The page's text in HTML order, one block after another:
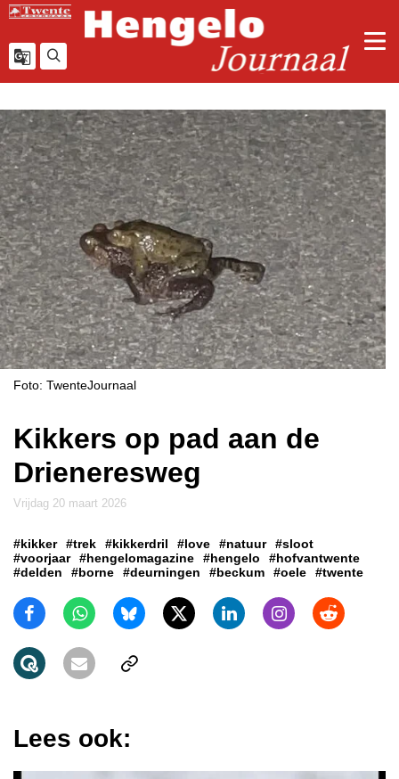
Foto: TwenteJournaal
Kikkers op pad aan de
Drieneresweg
vrijdag 20 maart 2026
#kikker #trek #kikkerdril #love #natuur
#sloot
#voorjaar
#hengelomagazine #hengelo
#hofvantwente
#delden
#borne #deurningen #beckum #oele #twente
Lees ook: